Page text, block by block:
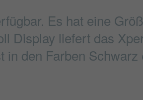
Es hat eine
Display liefert das
in den Farben Schwarz